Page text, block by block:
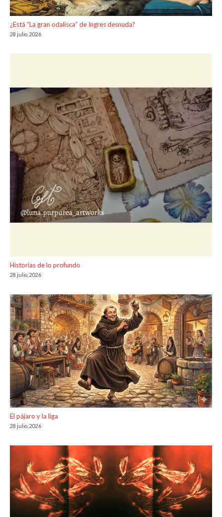
¿Está “La gran odalisca” de Ingres desnuda?
28 julio, 2026
Historias de lo profundo
28 julio, 2026
El pájaro y la liga
28 julio, 2026